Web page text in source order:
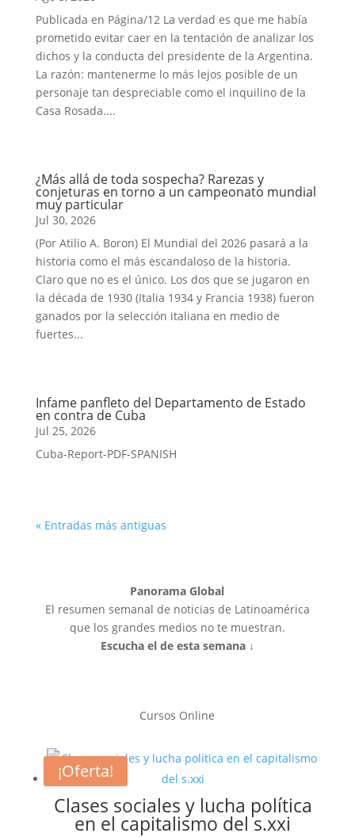
Publicada en Página/12 La verdad es que me había
prometido evitar caer en la tentación de analizar los
dichos y la conducta del presidente de la Argentina.
La razón: mantenerme lo más lejos posible de un
personaje tan despreciable como el inquilino de la
Casa Rosada....
¿Más allá de toda sospecha? Rarezas y
conjeturas en torno a un campeonato mundial
muy particular
Jul 30, 2026
(Por Atilio A. Boron) El Mundial del 2026 pasará a la
historia como el más escandaloso de la historia.
Claro que no es el único. Los dos que se jugaron en
la década de 1930 (Italia 1934 y Francia 1938) fueron
ganados por la selección italiana en medio de
fuertes...
Infame panfleto del Departamento de Estado
en contra de Cuba
Jul 25, 2026
Cuba-Report-PDF-SPANISH
« Entradas más antiguas
Panorama Global
El resumen semanal de noticias de Latinoamérica
que los grandes medios no te muestran.
Escucha el de esta semana ↓
Cursos Online
Clases sociales y lucha política
en el capitalismo del s.xxi
¡Oferta!